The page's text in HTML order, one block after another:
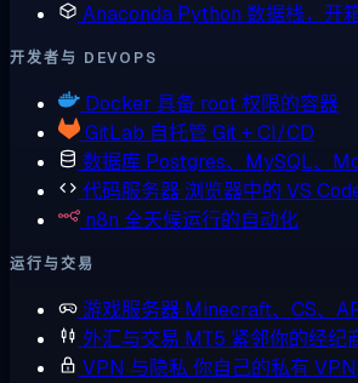
Anaconda Python 数据栈，开
开发者与 DEVOPS
Docker 具备 root 权限的容器
GitLab 自托管 Git + CI/CD
数据库 Postgres、MySQL、
代码服务器 浏览器中的 VS
n8n 全天候运行的自动化
运行与交易
游戏服务器 Minecraft、CS、
外汇与交易 MT5 紧邻你的经纪
VPN 与隐私 你自己的私有 VPN